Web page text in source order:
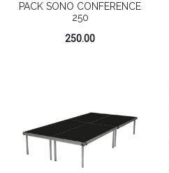
PACK SONO CONFERENCE
250
250.00